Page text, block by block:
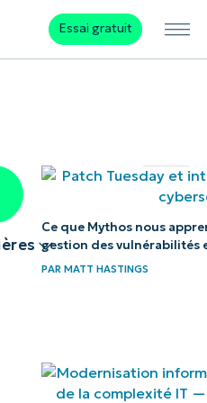
Essai gratuit
Ce que Mythos nous
gestion des vulnérabilités
PAR MATT HASTINGS